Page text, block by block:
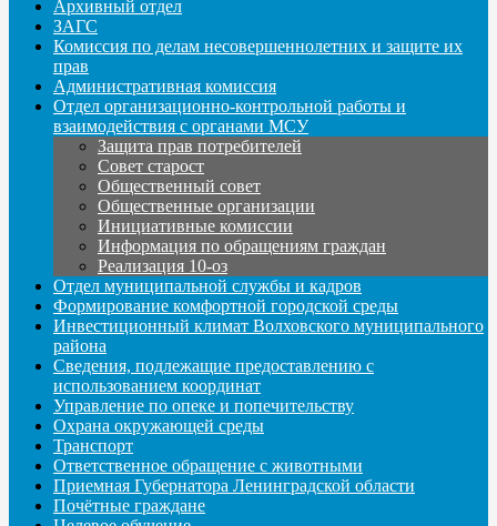
Архивный отдел
ЗАГС
Комиссия по делам несовершеннолетних и защите их
прав
Административная комиссия
Отдел организационно-контрольной работы и
взаимодействия с органами МСУ
Защита прав потребителей
Совет старост
Общественный совет
Общественные организации
Инициативные комиссии
Информация по обращениям граждан
Реализация 10-оз
Отдел муниципальной службы и кадров
Формирование комфортной городской среды
Инвестиционный климат Волховского муниципального
района
Сведения, подлежащие предоставлению с
использованием координат
Управление по опеке и попечительству
Охрана окружающей среды
Транспорт
Ответственное обращение с животными
Приемная Губернатора Ленинградской области
Почётные граждане